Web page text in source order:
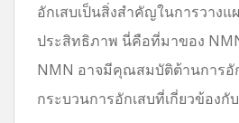
อักเสบเป็นสิ่งสำคัญในการวาง
ประสิทธิภาพ นี่คือที่มาของ
NMN อาจมีคุณสมบัติต้านการอั
กระบวนการอักเสบที่เกี่ยวข้อง